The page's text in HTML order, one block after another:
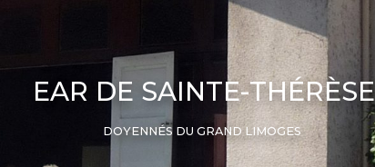
EAR DE SAINTE-THÉRÈSE
DOYENNÉS DU GRAND LIMOGES